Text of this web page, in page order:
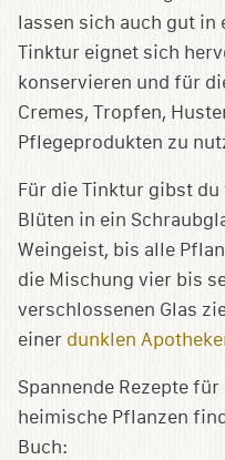
lassen sich auch gut
Tinktur eignet sich
konservieren und für
Cremes, Tropfen,
Pflegeprodukten zu
Für die Tinktur gibst
Blüten in ein
Weingeist, bis alle
die Mischung vier bis
verschlossenen Glas
einer dunklen
Spannende Rezepte
heimische Pflanzen
Buch: